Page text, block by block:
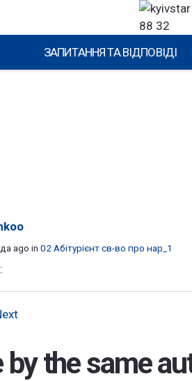
88 32
ЗАПИТАННЯ ТА ВІДПОВІДІ
ago in 02 Абітурієнт св-во про нар_1
by the same